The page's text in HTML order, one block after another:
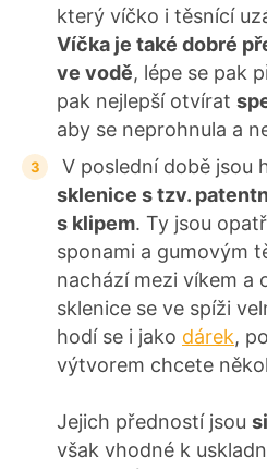
který víčko i těsnící
Víčka je také dobré
ve vodě, lépe se pak
pak nejlepší otvírat
aby se neprohnula a
V poslední době jsou
sklenice s tzv.
s klipem. Ty jsou
sponami a gumovým
nachází mezi víkem a
sklenice se ve spíži
hodí se i jako dárek,
výtvorem chcete
Jejich předností jsou
však vhodné k